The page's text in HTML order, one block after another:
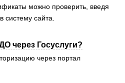
можно проверить, введя
систему сайта.
через Госуслуги?
через портал